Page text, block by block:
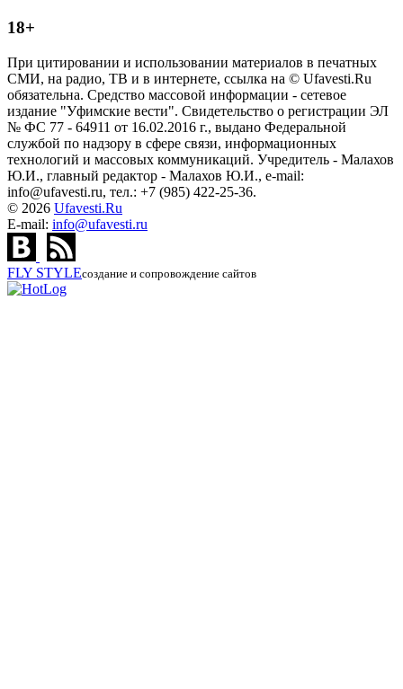
18+
При цитировании и использовании материалов в печатных
СМИ, на радио, ТВ и в интернете, ссылка на © Ufavesti.Ru
обязательна. Средство массовой информации - сетевое
издание "Уфимские вести". Свидетельство о регистрации ЭЛ
№ ФС 77 - 64911 от 16.02.2016 г., выдано Федеральной
службой по надзору в сфере связи, информационных
технологий и массовых коммуникаций. Учредитель - Малахов
Ю.И., главный редактор - Малахов Ю.И., e-mail:
info@ufavesti.ru, тел.: +7 (985) 422-25-36.
© 2026 Ufavesti.Ru
E-mail: info@ufavesti.ru
FLY STYLEсоздание и сопровождение сайтов